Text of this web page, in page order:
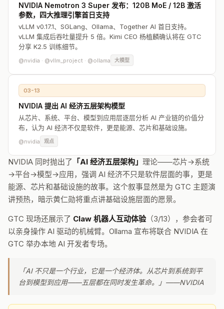
NVIDIA Nemotron 3 Super 发布：120B MoE / 12B 激活
参数，四大推理引擎首日支持
vLLM v0.17.1、SGLang、Ollama、Together AI 首日支持。
vLLM 集成后吞吐量提升 5 倍。Kimi CEO 杨植麟确认将在 GTC
分享 K2.5 训练细节。
@nvidia · @vllm_project · @ollama 大模型
03-13
NVIDIA 提出 AI 经济五层架构模型
从芯片、系统、平台、模型到应用层逐层分析 AI 产业链的价值分
布，认为 AI 经济不仅是软件，更是能源、芯片和基础设施。
@nvidia 观点
NVIDIA 同时抛出了 「AI 经济五层架构」 理论——芯片→系统
→平台→模型→应用，强调 AI 经济不只是软件层面的事，更是
能源、芯片和基础设施的故事。这个叙事显然是为 GTC 主题演
讲预热，暗示黄仁勋将重点讲基础设施层面的愿景。
GTC 现场还展示了 Claw 机器人互动体验（3/13），参会者可
以亲身操作 AI 驱动的机械臂。Ollama 宣布将联合 NVIDIA 在
GTC 举办本地 AI 开发者专场。
「AI 不只是一个行业，它是一个经济体。从芯片到系统到平
台到模型到应用——五层都在同时发生革命。」——NVIDIA